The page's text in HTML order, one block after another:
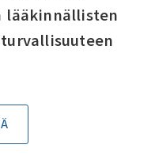
lääkinnällisten